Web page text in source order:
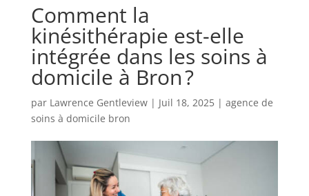
Comment la
kinésithérapie est-elle
intégrée dans les soins à
domicile à Bron ?
par Lawrence Gentleview| Juil 18, 2025| agence de
soins à domicile bron